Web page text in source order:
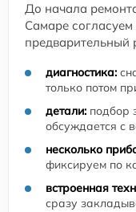
До начала
Самаре согласуем
предварительный
диагностика:
только потом
детали: подбор
обсуждается с
несколько
фиксируем по
встроенная
сразу